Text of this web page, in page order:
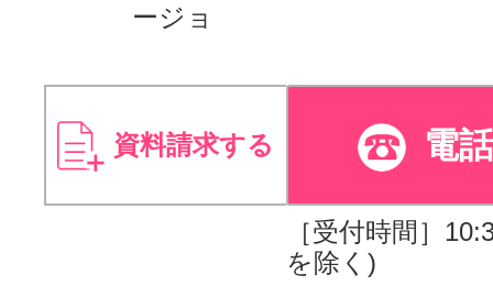
ージョ
資料請求する 電
［受付時間］
を除く)